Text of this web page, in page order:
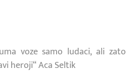
voze samo ludaci, ali zato
heroji“ Aca Seltik